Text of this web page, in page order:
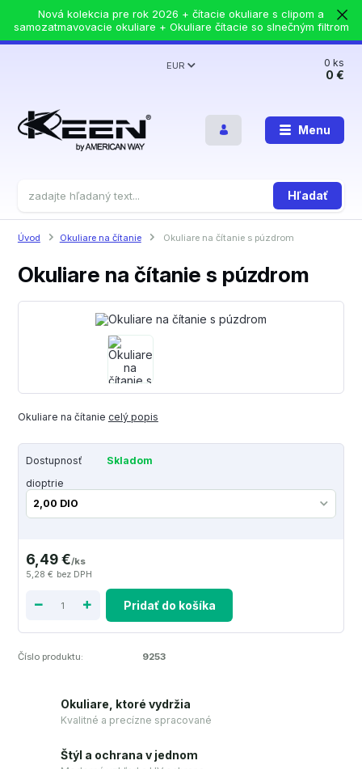
Nová kolekcia pre rok 2026 + čítacie okuliare s clipom a
samozatmavovacie okuliare + Okuliare čítacie so slnečným filtrom
Menu
EUR
Hľadať
0ks
0 €
Úvod Okuliare na čítanie Okuliare na čítanie s púzdrom
Okuliare na čítanie s púzdrom
Okuliare na čítanie celý popis
Dostupnosť
Skladom
dioptrie
6,49 €/ks
5,28 € bez DPH
Pridať do košíka
Číslo produktu: 9253
Okuliare, ktoré vydržia
Kvalitné a precízne spracované
Štýl a ochrana v jednom